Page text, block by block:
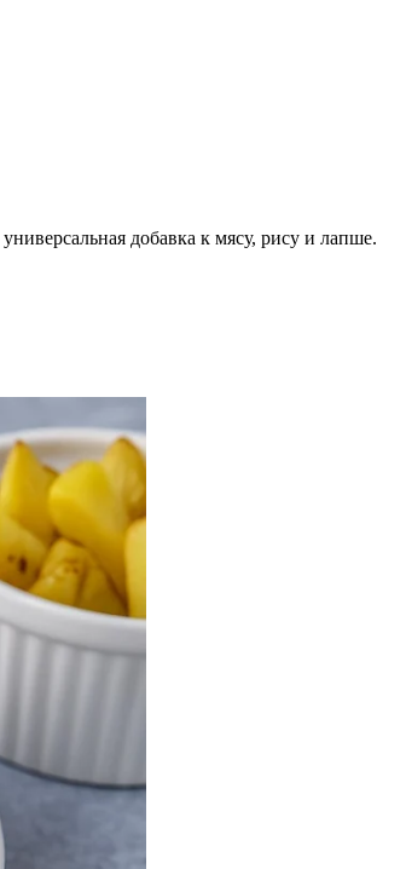
добавка к мясу, рису и лапше.